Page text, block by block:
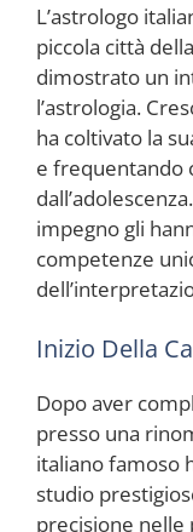
L’astrologo
piccola città
dimostrato un
l’astrologia.
ha coltivato la
e frequentando
impegno gli
competenze
Inizio Della
Dopo aver
presso una
italiano famoso
studio
precisione nelle